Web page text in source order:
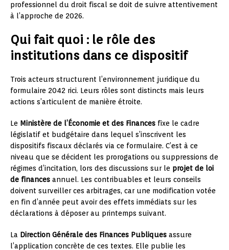
professionnel du droit fiscal se doit de suivre attentivement
à l’approche de 2026.
Qui fait quoi : le rôle des
institutions dans ce dispositif
Trois acteurs structurent l’environnement juridique du
formulaire 2042 rici. Leurs rôles sont distincts mais leurs
actions s’articulent de manière étroite.
Le Ministère de l’Économie et des Finances fixe le cadre
législatif et budgétaire dans lequel s’inscrivent les
dispositifs fiscaux déclarés via ce formulaire. C’est à ce
niveau que se décident les prorogations ou suppressions de
régimes d’incitation, lors des discussions sur le projet de loi
de finances annuel. Les contribuables et leurs conseils
doivent surveiller ces arbitrages, car une modification votée
en fin d’année peut avoir des effets immédiats sur les
déclarations à déposer au printemps suivant.
La Direction Générale des Finances Publiques assure
l’application concrète de ces textes. Elle publie les